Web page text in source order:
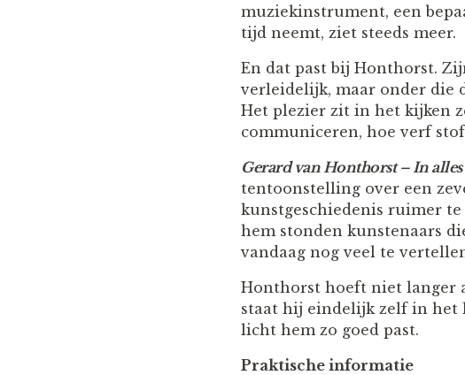
muziekinstrument, een
tijd neemt, ziet steeds meer.
En dat past bij Honthorst.
verleidelijk, maar onder die
Het plezier zit in het kijken
communiceren, hoe verf
Gerard van Honthorst – In
tentoonstelling over een
kunstgeschiedenis ruimer
hem stonden kunstenaars
vandaag nog veel te
Honthorst hoeft niet langer
staat hij eindelijk zelf in het
licht hem zo goed past.
Praktische informatie